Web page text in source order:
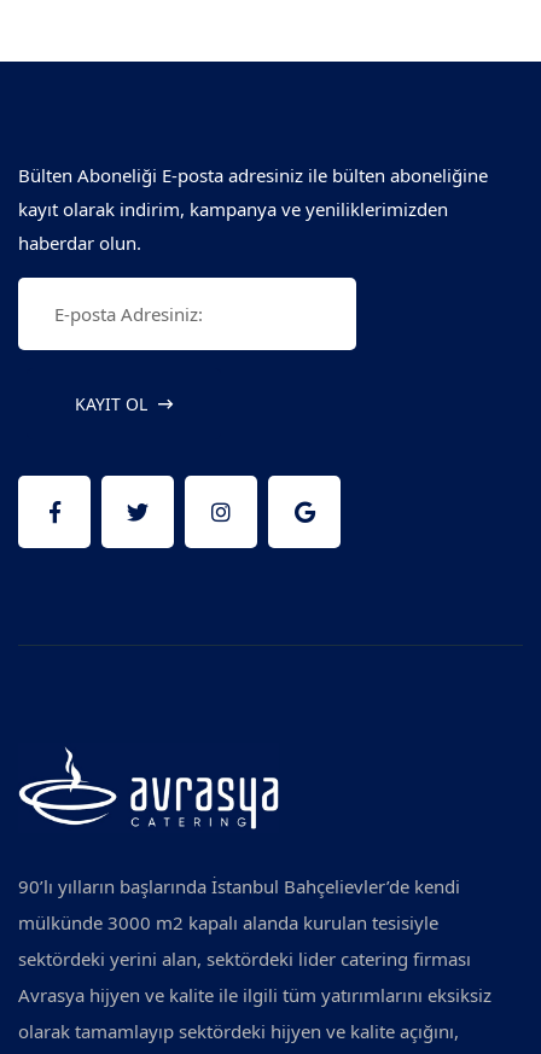
Bülten Aboneliği E-posta adresiniz ile bülten aboneliğine
kayıt olarak indirim, kampanya ve yeniliklerimizden
haberdar olun.
KAYIT OL
90’lı yılların başlarında İstanbul Bahçelievler’de kendi
mülkünde 3000 m2 kapalı alanda kurulan tesisiyle
sektördeki yerini alan, sektördeki lider catering firması
Avrasya hijyen ve kalite ile ilgili tüm yatırımlarını eksiksiz
olarak tamamlayıp sektördeki hijyen ve kalite açığını,